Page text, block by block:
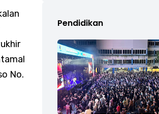
No.
Pendidikan